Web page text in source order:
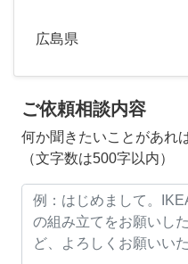
広島県
ご依頼相談内容
何か聞きたいことがあれ
（文字数は500字以内）